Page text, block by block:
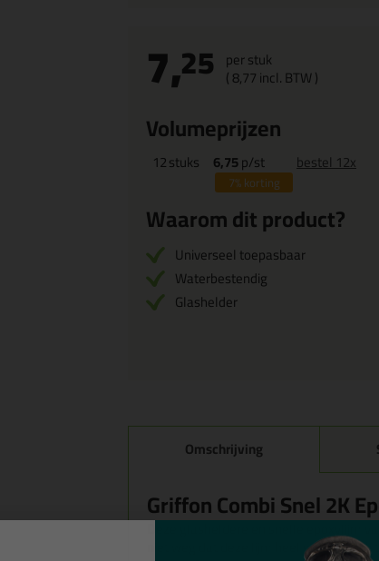
7,25 per stuk
(8,77incl. BTW )
Volumeprijzen
12stuks 6,75p/st
7%korting
bestel 12x
Waarom dit product?
Universeel toepasbaar
Waterbestendig
Glashelder
Omschrijving
Griffon Combi Snel 2K
Deze glasheldere en snelle epoxylijm
niet weg dat deze lijm heel